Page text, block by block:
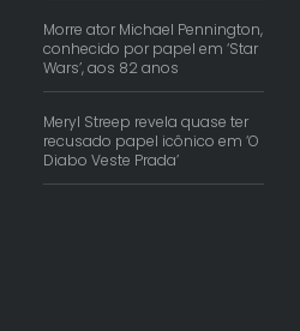
Morre ator Michael Pennington,
conhecido por papel em ‘Star
Wars’, aos 82 anos
Meryl Streep revela quase ter
recusado papel icônico em ‘O
Diabo Veste Prada’